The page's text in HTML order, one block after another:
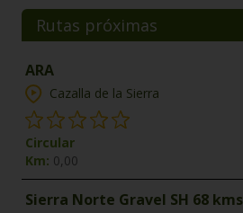
Rutas próximas
ARA
Cazalla de la Sierra
Circular
Km: 0,00
Sierra Norte Gravel SH 68 kms